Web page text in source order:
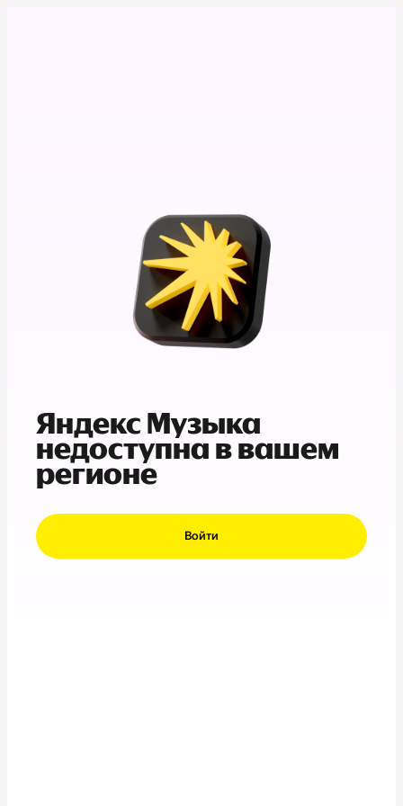
Яндекс Музыка
недоступна в вашем
регионе
Войти